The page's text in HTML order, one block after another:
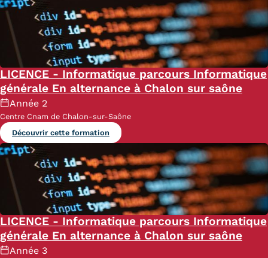
LICENCE - Informatique parcours Informatique
générale En alternance à Chalon sur saône
Année 2
Centre Cnam de Chalon-sur-Saône
Découvrir cette formation
LICENCE - Informatique parcours Informatique
générale En alternance à Chalon sur saône
Année 3